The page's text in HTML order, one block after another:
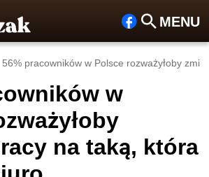
MENU
Fa
ook
Szu
56% pracowników w Polsce rozważyłoby
w
na taką, która